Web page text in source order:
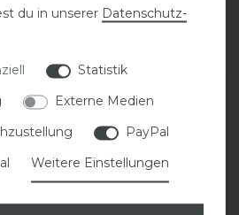
für dich
du in unserer Daten­schutz­
Statistik
Externe Medien
PayPal
Weitere Einstellungen